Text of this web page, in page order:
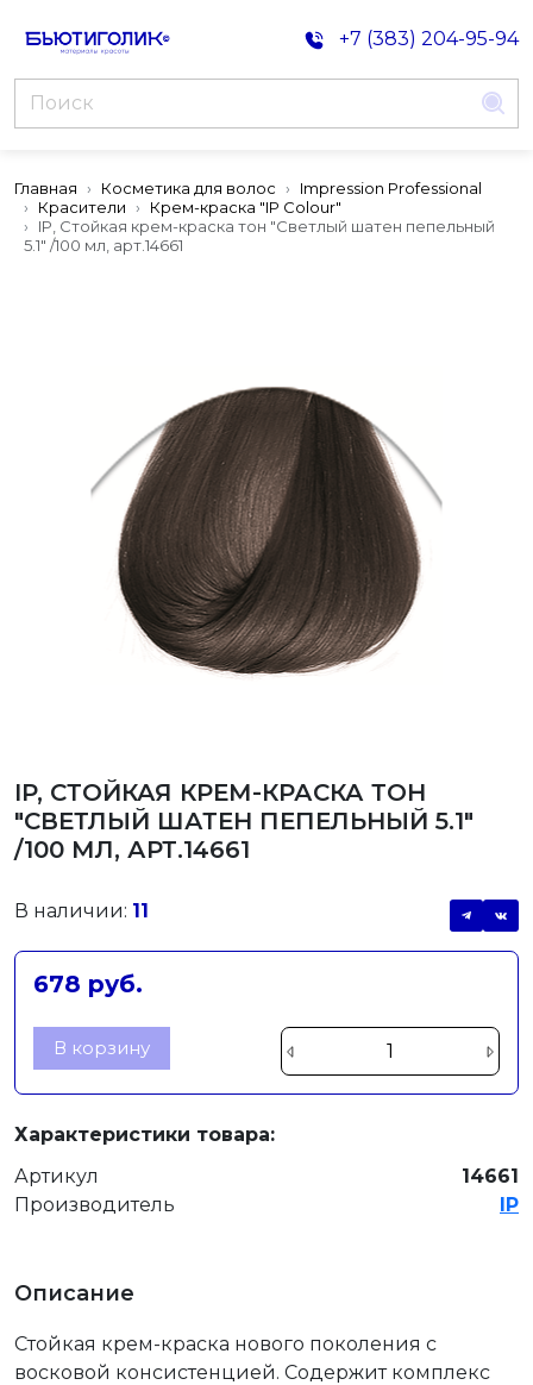
+7 (383) 204-95-94
Главная Косметика для волос
Impression Professional
Красители
Крем-краска "IP Colour"
IP, Стойкая крем-краска тон "Светлый шатен пепельный
5.1" /100 мл, арт.14661
IP, СТОЙКАЯ КРЕМ-КРАСКА ТОН
"СВЕТЛЫЙ ШАТЕН ПЕПЕЛЬНЫЙ 5.1"
/100 МЛ, АРТ.14661
В наличии: 11
678 руб.
В корзину
Характеристики товара:
Артикул
14661
Производитель
IP
Описание
Стойкая крем-краска нового поколения с
восковой консистенцией. Содержит комплекс